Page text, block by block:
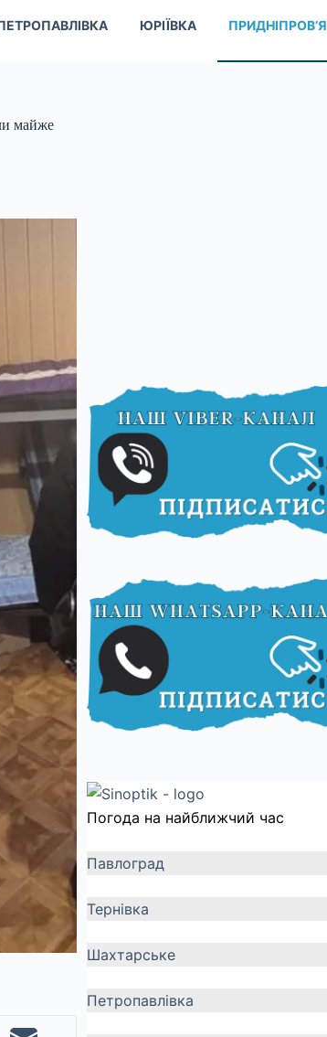
ЮРІЇВКА ПРИДНІПРОВ’Я
майже
Погода на найближчий час
Павлоград
Тернівка
Шахтарське
Петропавлівка